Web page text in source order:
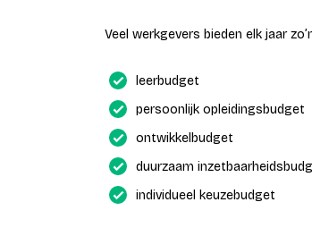
Veel werkgevers bieden elk jaar
leerbudget
persoonlijk opleidingsbudget
ontwikkelbudget
duurzaam
individueel keuzebudget